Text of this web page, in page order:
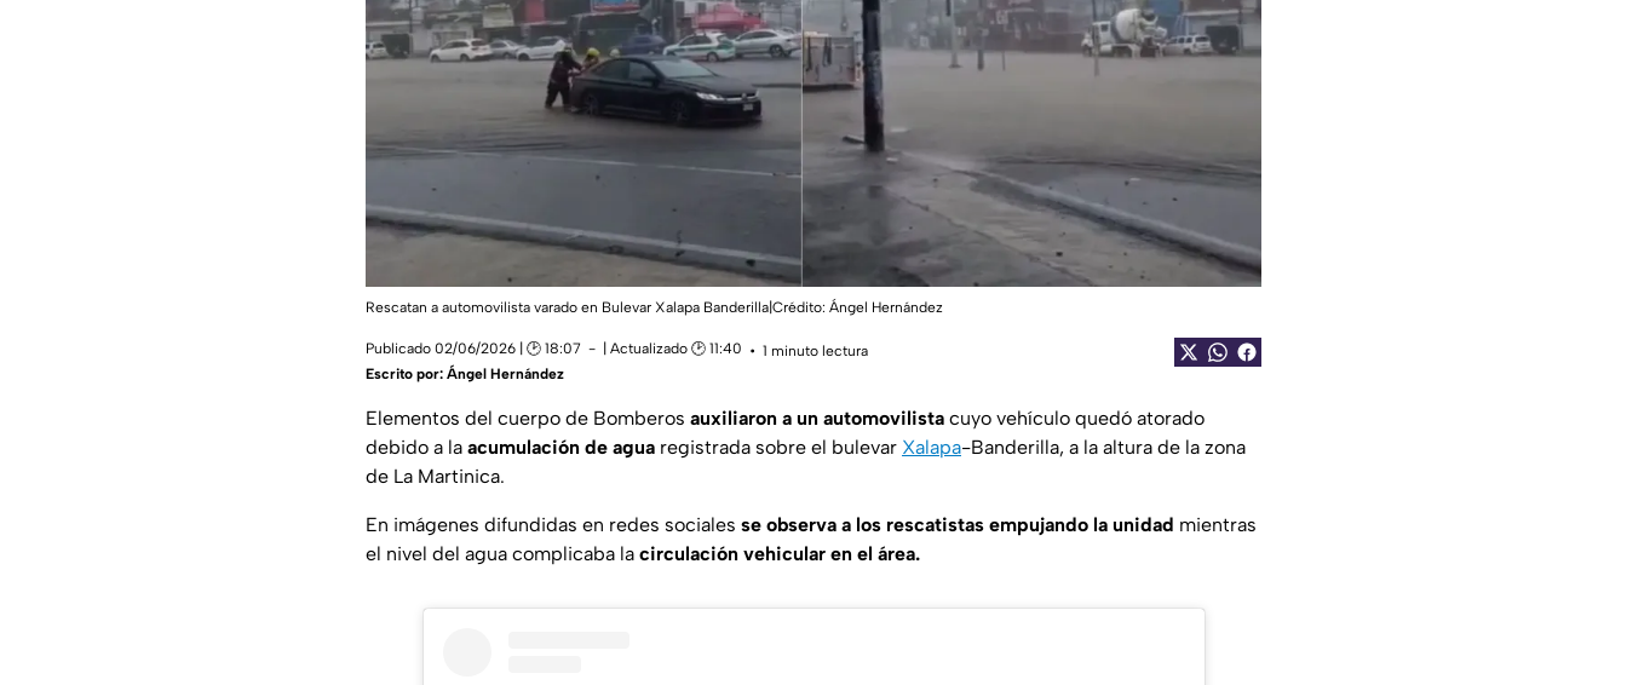
Rescatan a automovilista varado en Bulevar Xalapa Banderilla|Crédito: Ángel Hernández
Publicado 02/06/2026 | 🕑 18:07 | Actualizado 🕑 11:40
1 minuto lectura
Escrito por: Ángel Hernández
Elementos del cuerpo de Bomberos auxiliaron a un automovilista cuyo vehículo quedó atorado
debido a la acumulación de agua registrada sobre el bulevar Xalapa-Banderilla, a la altura de la zona
de La Martinica.
En imágenes difundidas en redes sociales se observa a los rescatistas empujando la unidad mientras
el nivel del agua complicaba la circulación vehicular en el área.